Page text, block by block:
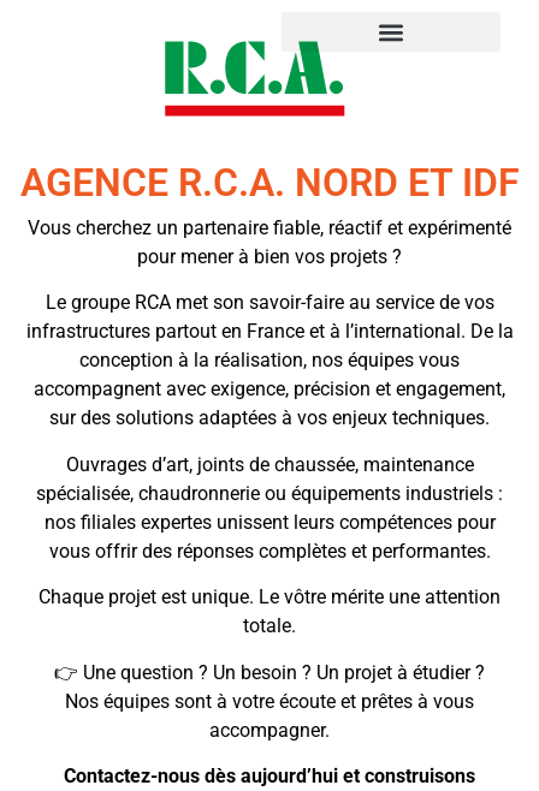
AGENCE R.C.A. NORD ET IDF
Vous cherchez un partenaire fiable, réactif et expérimenté
pour mener à bien vos projets ?
Le groupe RCA met son savoir-faire au service de vos
infrastructures partout en France et à l’international. De la
conception à la réalisation, nos équipes vous
accompagnent avec exigence, précision et engagement,
sur des solutions adaptées à vos enjeux techniques.
Ouvrages d’art, joints de chaussée, maintenance
spécialisée, chaudronnerie ou équipements industriels :
nos filiales expertes unissent leurs compétences pour
vous offrir des réponses complètes et performantes.
Chaque projet est unique. Le vôtre mérite une attention
totale.
👉 Une question ? Un besoin ? Un projet à étudier ?
Nos équipes sont à votre écoute et prêtes à vous
accompagner.
Contactez-nous dès aujourd’hui et construisons